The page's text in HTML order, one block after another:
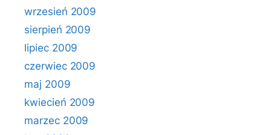
wrzesień 2009
sierpień 2009
lipiec 2009
czerwiec 2009
maj 2009
kwiecień 2009
marzec 2009